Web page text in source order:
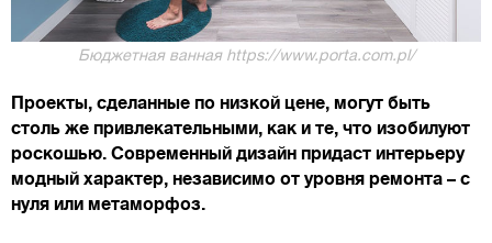
Бюджетная ванная https://www.porta.com.pl/
Проекты, сделанные по низкой цене, могут быть
столь же привлекательными, как и те, что изобилуют
роскошью. Современный дизайн придаст интерьеру
модный характер, независимо от уровня ремонта – с
нуля или метаморфоз.